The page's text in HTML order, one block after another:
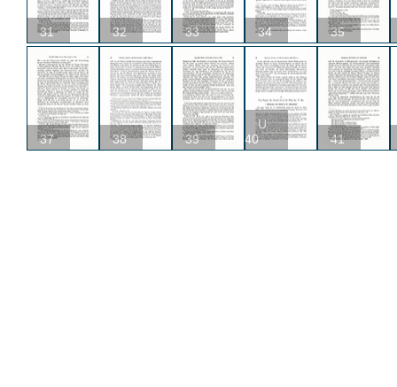
31 32 33 34 35
37 38 39
U
40
41